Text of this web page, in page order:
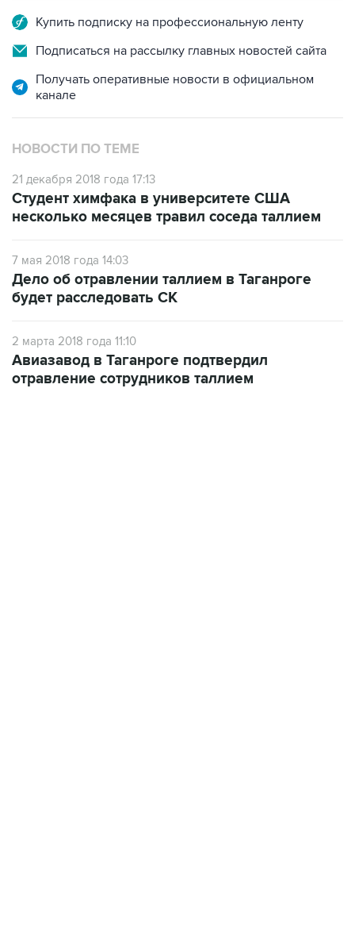
Подписаться на рассылку главных новостей сайта
Получать оперативные новости в официальном
НОВОСТИ ПО ТЕМЕ
21 декабря 2018 года 17:13
несколько месяцев травил соседа таллием
будет расследовать СК
2 марта 2018 года 11:10
отравление сотрудников таллием